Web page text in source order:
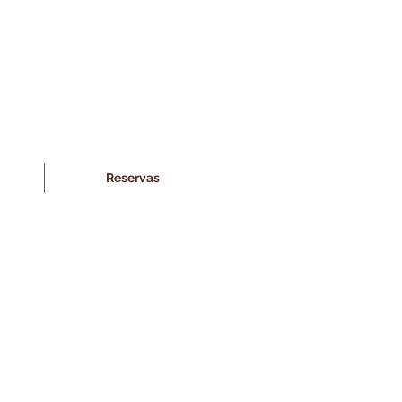
Reservas